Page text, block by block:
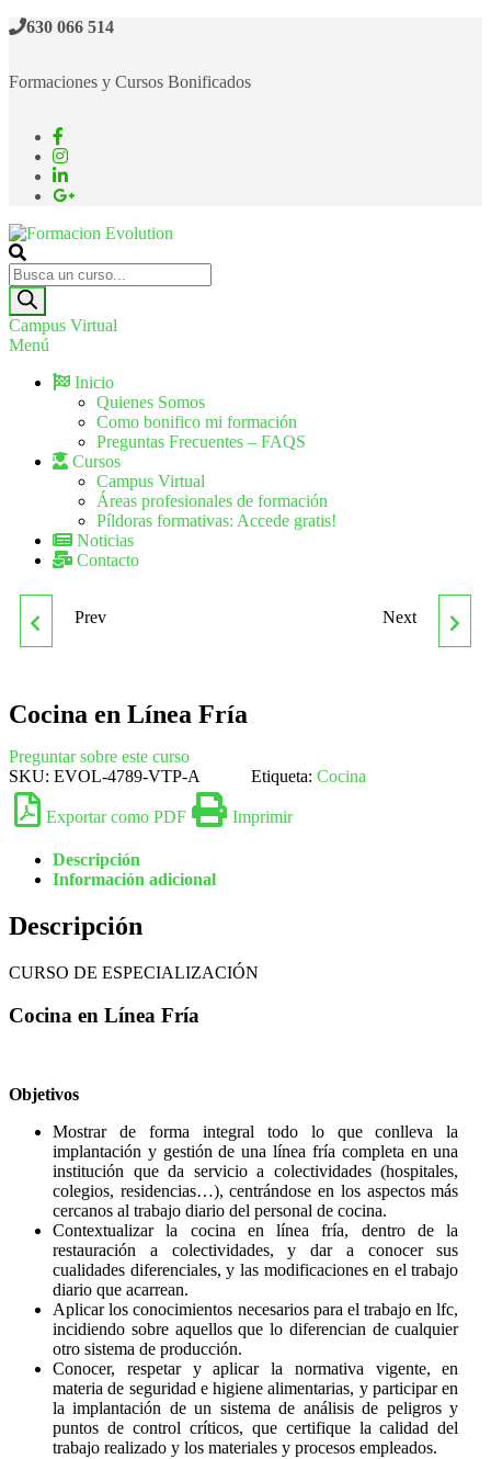
630 066 514
Formaciones y Cursos Bonificados
Formacion Evolution
Cursos de formación continua
Campus Virtual
Menú
Inicio
Quienes Somos
Como bonifico mi formación
Preguntas Frecuentes – FAQS
Cursos
Campus Virtual
Áreas profesionales de formación
Píldoras formativas: Accede gratis!
Noticias
Contacto
COACHING, CUIDADOS Y
Prev COCINA MODERNA, DE
Next
Cocina en Línea Fría
Preguntar sobre este curso
SKU: EVOL-4789-VTP-A Etiqueta: Cocina
Exportar como PDF Imprimir
Descripción
Información adicional
Descripción
CURSO DE ESPECIALIZACIÓN
Cocina en Línea Fría
Objetivos
Mostrar de forma integral todo lo que conlleva la
implantación y gestión de una línea fría completa en una
institución que da servicio a colectividades (hospitales,
colegios, residencias…), centrándose en los aspectos más
cercanos al trabajo diario del personal de cocina.
Contextualizar la cocina en línea fría, dentro de la
restauración a colectividades, y dar a conocer sus
cualidades diferenciales, y las modificaciones en el trabajo
diario que acarrean.
Aplicar los conocimientos necesarios para el trabajo en lfc,
incidiendo sobre aquellos que lo diferencian de cualquier
otro sistema de producción.
Conocer, respetar y aplicar la normativa vigente, en
materia de seguridad e higiene alimentarias, y participar en
la implantación de un sistema de análisis de peligros y
puntos de control críticos, que certifique la calidad del
trabajo realizado y los materiales y procesos empleados.